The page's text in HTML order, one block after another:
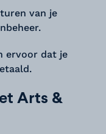
van je
ervoor dat je
Arts &